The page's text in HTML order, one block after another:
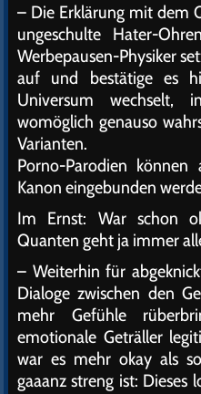
– Die Erklärung mit dem
ungeschulte Hater-
Werbepausen-Physiker
auf und bestätige es
Universum
womöglich genauso
Varianten.
Porno-Parodien
Kanon eingebunden
Im Ernst: War schon
Quanten geht ja immer
– Weiterhin für
Dialoge zwischen den
mehr Gefühle
emotionale Geträller
war es mehr okay als
gaaanz streng ist: Dieses